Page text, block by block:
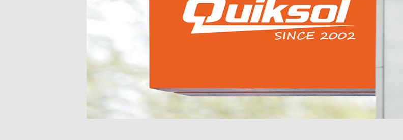
代理和贸
千个贸
区的各
解决方
服务内容